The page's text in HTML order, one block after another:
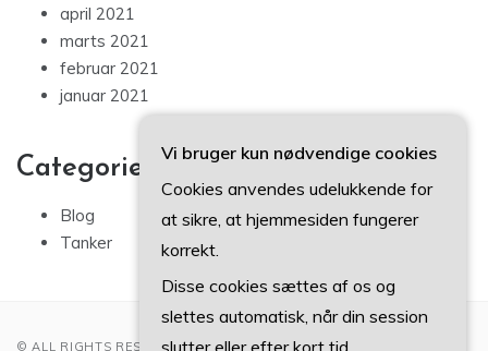
april 2021
marts 2021
februar 2021
januar 2021
Categories
Blog
Tanker
© ALL RIGHTS RESERVED 2022
Vi bruger kun nødvendige cookies
Cookies anvendes udelukkende for
at sikre, at hjemmesiden fungerer
korrekt.
Disse cookies sættes af os og
slettes automatisk, når din session
slutter eller efter kort tid.